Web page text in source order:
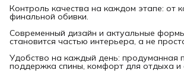
Контроль качества на каждом этапе: от
финальной обивки.
Современный дизайн и актуальные
становится частью интерьера, а не
Удобство на каждый день: продуманная
поддержка спины, комфорт для отдыха и